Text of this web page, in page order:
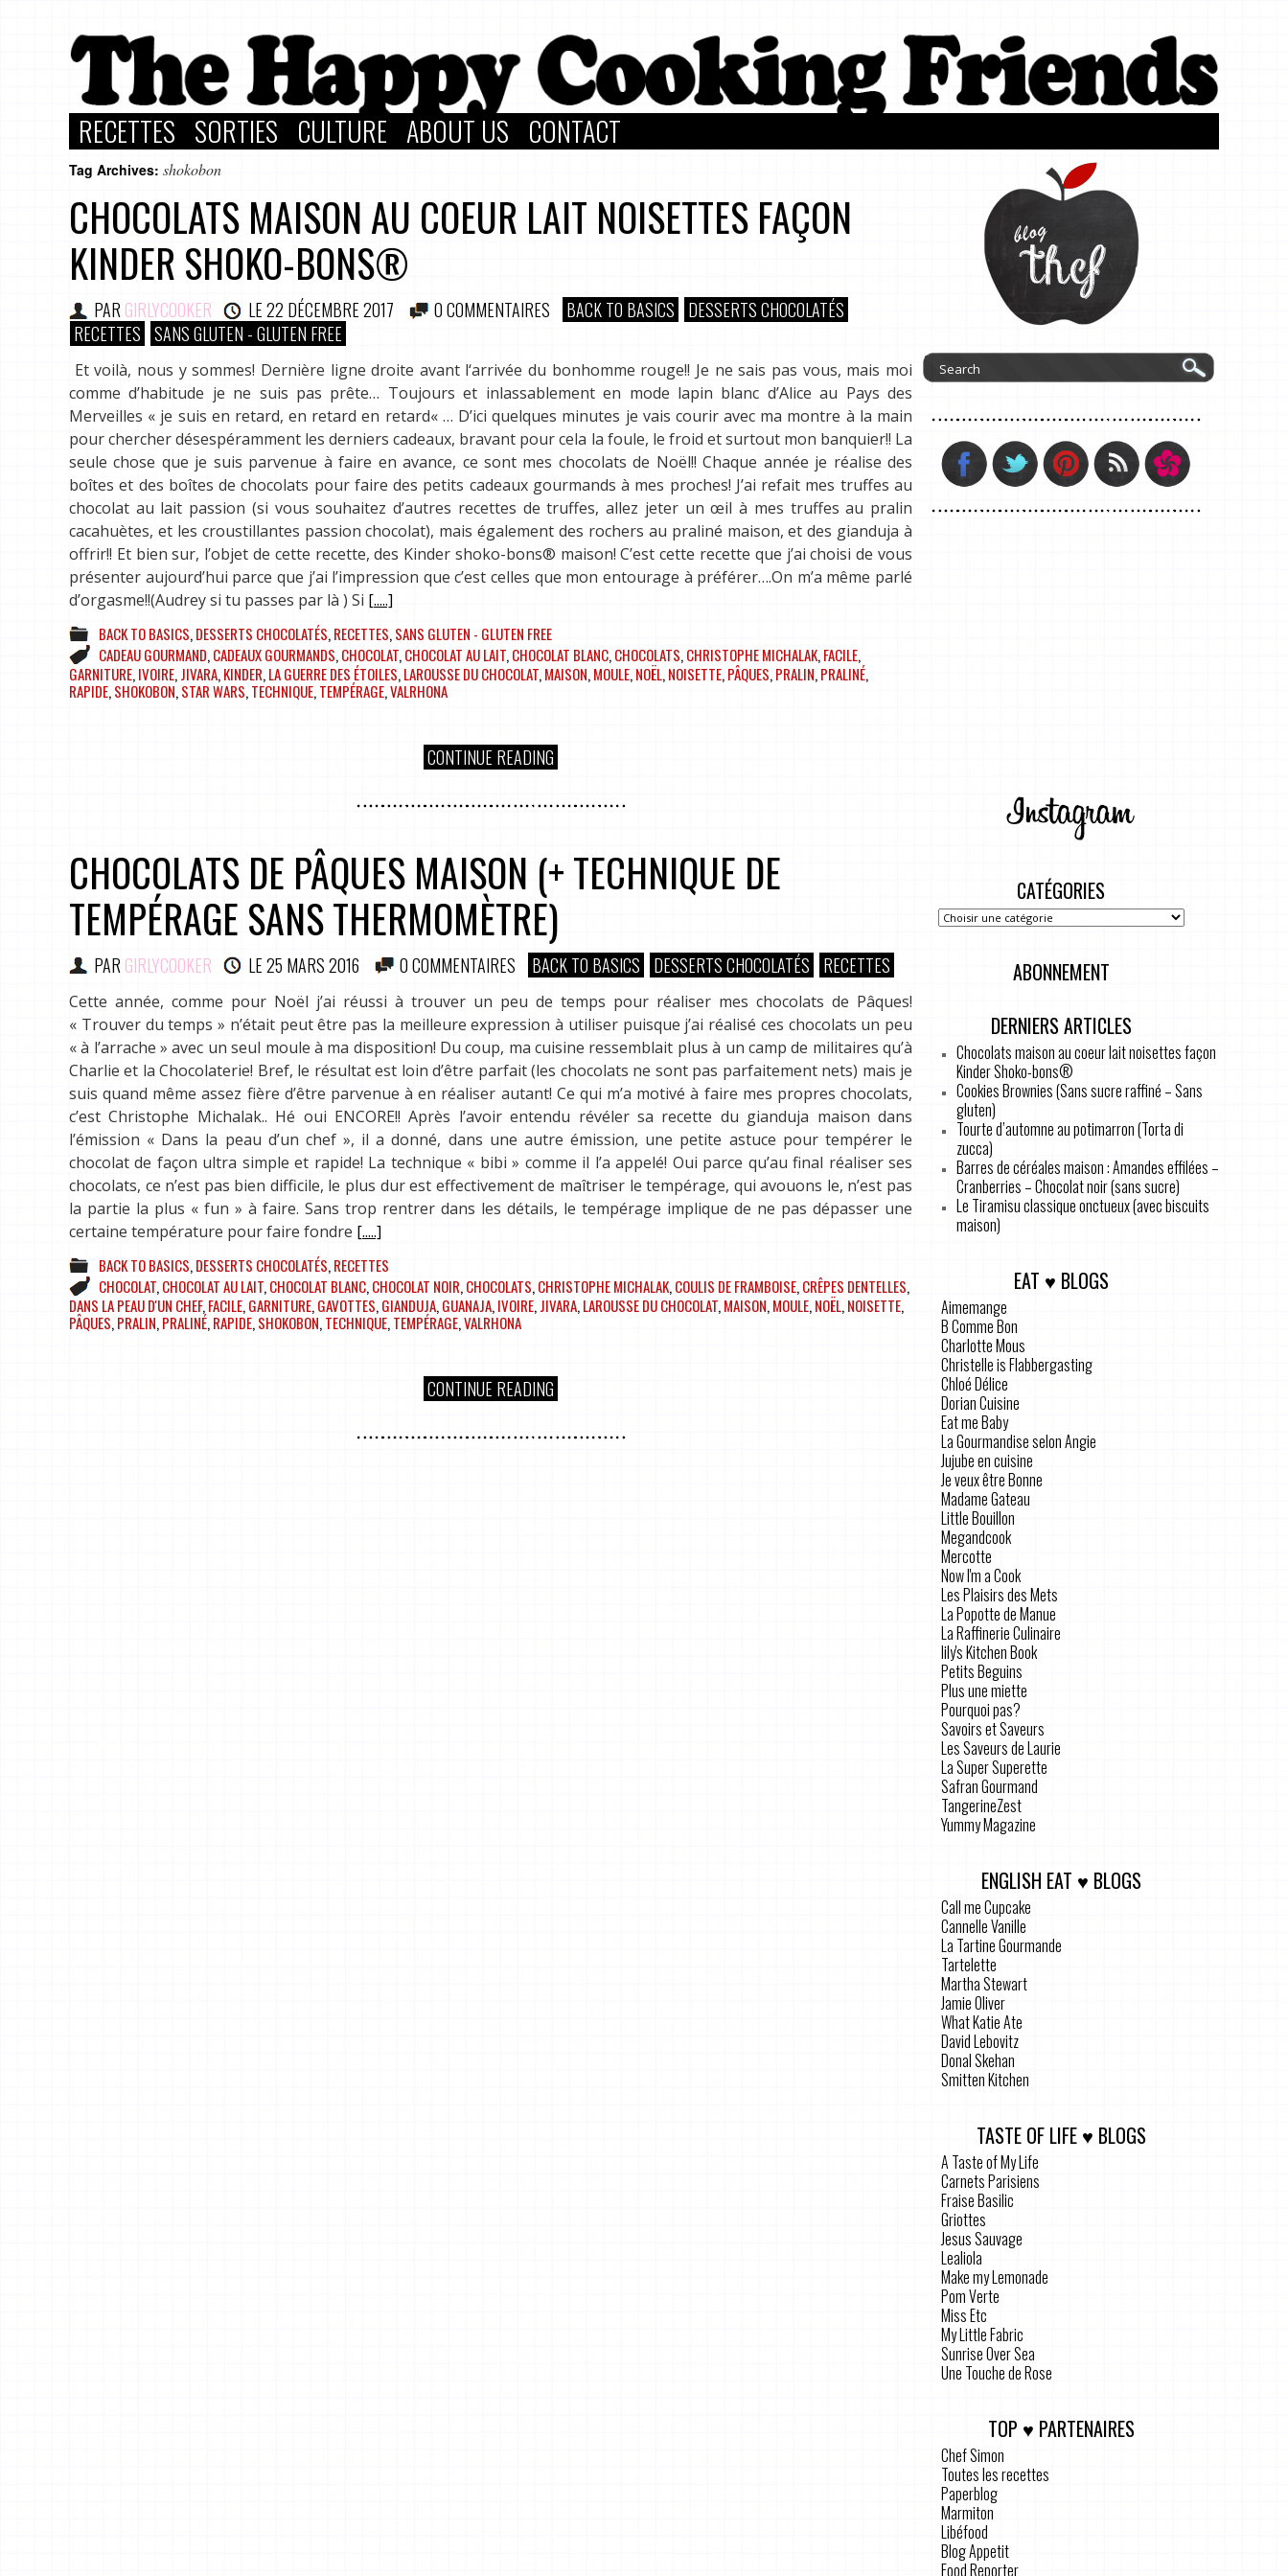
RECETTES SORTIES CULTURE ABOUT US CONTACT
Tag Archives: shokobon
CHOCOLATS MAISON AU COEUR LAIT NOISETTES FAÇON
KINDER SHOKO-BONS®
PAR GIRLYCOOKER LE22 DÉCEMBRE 2017 0 COMMENTAIRES BACK TO BASICS
DESSERTS CHOCOLATÉS
RECETTES SANS GLUTEN - GLUTEN FREE
Et voilà, nous y sommes! Dernière ligne droite avant l‘arrivée du bonhomme rouge!! Je ne sais pas vous, mais moi
comme d’habitude je ne suis pas prête… Toujours et inlassablement en mode lapin blanc d’Alice au Pays des
Merveilles « je suis en retard, en retard en retard« … D’ici quelques minutes je vais courir avec ma montre à la main
pour chercher désespéramment les derniers cadeaux, bravant pour cela la foule, le froid et surtout mon banquier!! La
seule chose que je suis parvenue à faire en avance, ce sont mes chocolats de Noël!! Chaque année je réalise des
boîtes et des boîtes de chocolats pour faire des petits cadeaux gourmands à mes proches! J’ai refait mes truffes au
chocolat au lait passion (si vous souhaitez d’autres recettes de truffes, allez jeter un œil à mes truffes au pralin
cacahuètes, et les croustillantes passion chocolat), mais également des rochers au praliné maison, et des gianduja à
offrir!! Et bien sur, l’objet de cette recette, des Kinder shoko-bons® maison! C’est cette recette que j’ai choisi de vous
présenter aujourd’hui parce que j’ai l’impression que c’est celles que mon entourage à préférer….On m’a même parlé
d’orgasme!!(Audrey si tu passes par là ) Si [.....]
BACK TO BASICS,DESSERTS CHOCOLATÉS,RECETTES,SANS GLUTEN - GLUTEN FREE
CADEAU GOURMAND,CADEAUX GOURMANDS,CHOCOLAT,CHOCOLAT AU LAIT,CHOCOLAT BLANC,CHOCOLATS,CHRISTOPHE MICHALAK,FACILE,
GARNITURE,IVOIRE,JIVARA,KINDER,LA GUERRE DES ÉTOILES,LAROUSSE DU CHOCOLAT,MAISON,MOULE,NOËL,NOISETTE,PÂQUES,PRALIN,PRALINÉ,
RAPIDE,SHOKOBON,STAR WARS,TECHNIQUE,TEMPÉRAGE,VALRHONA
CONTINUE READING
CHOCOLATS DE PÂQUES MAISON (+ TECHNIQUE DE
TEMPÉRAGE SANS THERMOMÈTRE)
PAR GIRLYCOOKER LE25 MARS 2016 0 COMMENTAIRES BACK TO BASICS DESSERTS CHOCOLATÉS RECETTES
Cette année, comme pour Noël j’ai réussi à trouver un peu de temps pour réaliser mes chocolats de Pâques!
« Trouver du temps » n’était peut être pas la meilleure expression à utiliser puisque j’ai réalisé ces chocolats un peu
« à l’arrache » avec un seul moule à ma disposition! Du coup, ma cuisine ressemblait plus à un camp de militaires qu’à
Charlie et la Chocolaterie! Bref, le résultat est loin d’être parfait (les chocolats ne sont pas parfaitement nets) mais je
suis quand même assez fière d’être parvenue à en réaliser autant! Ce qui m’a motivé à faire mes propres chocolats,
c’est Christophe Michalak.. Hé oui ENCORE!! Après l’avoir entendu révéler sa recette du gianduja maison dans
l’émission « Dans la peau d’un chef », il a donné, dans une autre émission, une petite astuce pour tempérer le
chocolat de façon ultra simple et rapide! La technique « bibi » comme il l’a appelé! Oui parce qu’au final réaliser ses
chocolats, ce n’est pas bien difficile, le plus dur est effectivement de maîtriser le tempérage, qui avouons le, n’est pas
la partie la plus « fun » à faire. Sans trop rentrer dans les détails, le tempérage implique de ne pas dépasser une
certaine température pour faire fondre [.....]
BACK TO BASICS,DESSERTS CHOCOLATÉS,RECETTES
CHOCOLAT,CHOCOLAT AU LAIT,CHOCOLAT BLANC,CHOCOLAT NOIR,CHOCOLATS,CHRISTOPHE MICHALAK,COULIS DE FRAMBOISE,CRÊPES DENTELLES,
DANS LA PEAU D'UN CHEF,FACILE,GARNITURE,GAVOTTES,GIANDUJA,GUANAJA,IVOIRE,JIVARA,LAROUSSE DU CHOCOLAT,MAISON,MOULE,NOËL,NOISETTE,
PÂQUES,PRALIN,PRALINÉ,RAPIDE,SHOKOBON,TECHNIQUE,TEMPÉRAGE,VALRHONA
CONTINUE READING
CATÉGORIES
ABONNEMENT
DERNIERS ARTICLES
Chocolats maison au coeur lait noisettes façon
Kinder Shoko-bons®
Cookies Brownies (Sans sucre raffiné – Sans
gluten)
Tourte d’automne au potimarron (Torta di
zucca)
Barres de céréales maison : Amandes effilées –
Cranberries – Chocolat noir (sans sucre)
Le Tiramisu classique onctueux (avec biscuits
maison)
EAT ♥ BLOGS
Aimemange
B Comme Bon
Charlotte Mous
Christelle is Flabbergasting
Chloé Délice
Dorian Cuisine
Eat me Baby
La Gourmandise selon Angie
Jujube en cuisine
Je veux être Bonne
Madame Gateau
Little Bouillon
Megandcook
Mercotte
Now I'm a Cook
Les Plaisirs des Mets
La Popotte de Manue
La Raffinerie Culinaire
lily's Kitchen Book
Petits Beguins
Plus une miette
Pourquoi pas?
Savoirs et Saveurs
Les Saveurs de Laurie
La Super Superette
Safran Gourmand
TangerineZest
Yummy Magazine
ENGLISH EAT ♥ BLOGS
Call me Cupcake
Cannelle Vanille
La Tartine Gourmande
Tartelette
Martha Stewart
Jamie Oliver
What Katie Ate
David Lebovitz
Donal Skehan
Smitten Kitchen
TASTE OF LIFE ♥ BLOGS
A Taste of My Life
Carnets Parisiens
Fraise Basilic
Griottes
Jesus Sauvage
Lealiola
Make my Lemonade
Pom Verte
Miss Etc
My Little Fabric
Sunrise Over Sea
Une Touche de Rose
TOP ♥ PARTENAIRES
Chef Simon
Toutes les recettes
Paperblog
Marmiton
Libéfood
Blog Appetit
Food Reporter